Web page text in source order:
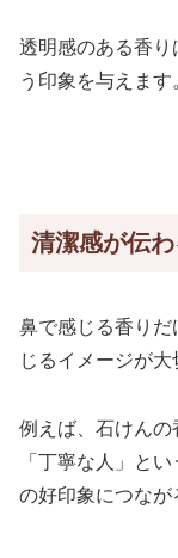
透明感のある香
う印象を与えます
清潔感が伝
鼻で感じる香りだ
じるイメージが大
例えば、石けんの
「丁寧な人」と
の好印象につなが